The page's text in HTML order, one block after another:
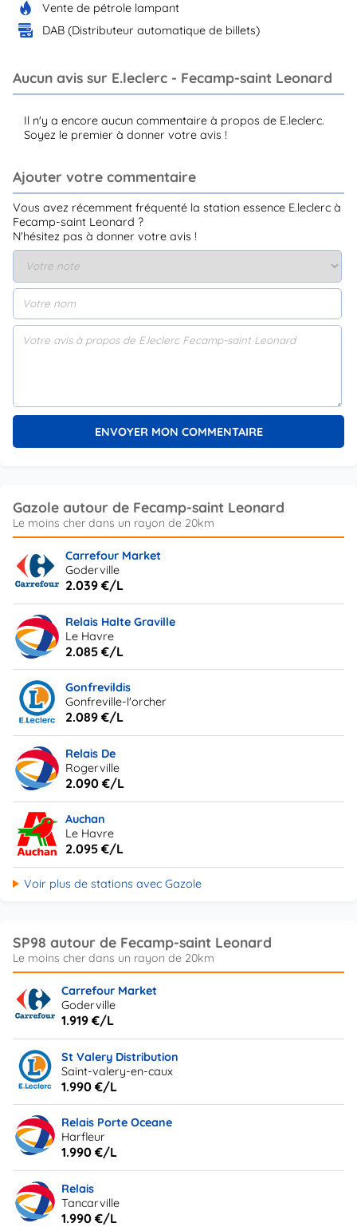
Vente de pétrole lampant
DAB (Distributeur automatique de billets)
Aucun avis sur E.leclerc - Fecamp-saint Leonard
Il n'y a encore aucun commentaire à propos de E.leclerc.
Soyez le premier à donner votre avis !
Ajouter votre commentaire
Vous avez récemment fréquenté la station essence E.leclerc à
Fecamp-saint Leonard ?
N'hésitez pas à donner votre avis !
Gazole autour de Fecamp-saint Leonard
Carrefour Market
Goderville
2.039 €/L
Relais Halte Graville
Le Havre
2.085 €/L
Gonfrevildis
Gonfreville-l'orcher
2.089 €/L
Relais De
Rogerville
2.090 €/L
Auchan
Le Havre
2.095 €/L
Voir plus de stations avec Gazole
SP98 autour de Fecamp-saint Leonard
Carrefour Market
Goderville
1.919 €/L
St Valery Distribution
Saint-valery-en-caux
1.990 €/L
Relais Porte Oceane
Harfleur
1.990 €/L
Relais
Tancarville
1.990 €/L